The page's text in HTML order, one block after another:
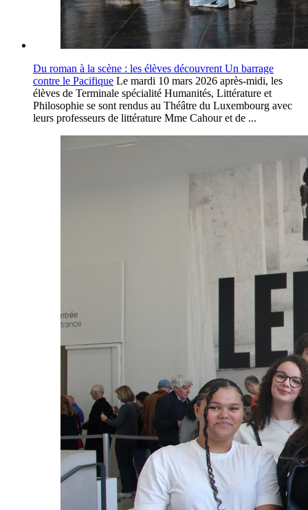
Du roman à la scène : les élèves découvrent Un barrage
contre le Pacifique Le mardi 10 mars 2026 après-midi, les
élèves de Terminale spécialité Humanités, Littérature et
Philosophie se sont rendus au Théâtre du Luxembourg avec
leurs professeurs de littérature Mme Cahour et de ...